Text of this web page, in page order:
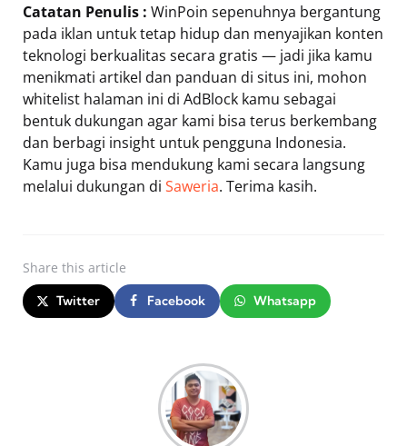
Catatan Penulis : WinPoin sepenuhnya bergantung
pada iklan untuk tetap hidup dan menyajikan konten
teknologi berkualitas secara gratis — jadi jika kamu
menikmati artikel dan panduan di situs ini, mohon
whitelist halaman ini di AdBlock kamu sebagai
bentuk dukungan agar kami bisa terus berkembang
dan berbagi insight untuk pengguna Indonesia.
Kamu juga bisa mendukung kami secara langsung
melalui dukungan di Saweria. Terima kasih.
Share this article
Twitter Facebook Whatsapp